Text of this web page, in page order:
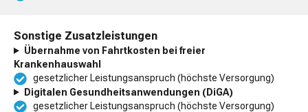
Sonstige Zusatzleistungen
Übernahme von Fahrtkosten bei freier
Krankenhauswahl
gesetzlicher Leistungsanspruch (höchste Versorgung)
Digitalen Gesundheitsanwendungen (DiGA)
gesetzlicher Leistungsanspruch (höchste Versorgung)